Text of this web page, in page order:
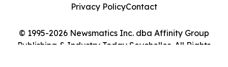
© 1995-2026 Newsmatics Inc. dba Affinity Group
Publishing & Industry Today Seychelles. All Rights
Privacy PolicyContact